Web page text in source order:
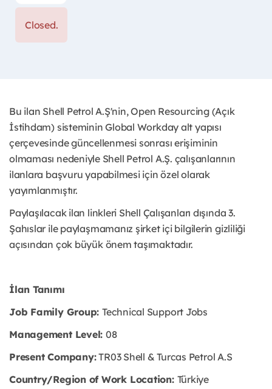
Closed.
Bu ilan Shell Petrol A.Ş'nin, Open Resourcing (Açık
İstihdam) sisteminin Global Workday alt yapısı
çerçevesinde güncellenmesi sonrası erişiminin
olmaması nedeniyle Shell Petrol A.Ş. çalışanlarının
ilanlara başvuru yapabilmesi için özel olarak
yayımlanmıştır. ​
Paylaşılacak ilan linkleri Shell Çalışanları dışında 3.
Şahıslar ile paylaşmamanız şirket içi bilgilerin gizliliği
açısından çok büyük önem taşımaktadır.
İlan Tanımı
Job Family Group: Technical Support Jobs
Management Level: 08
Present Company:TR03 Shell & Turcas Petrol A.S
Country/Region of Work Location: Türkiye